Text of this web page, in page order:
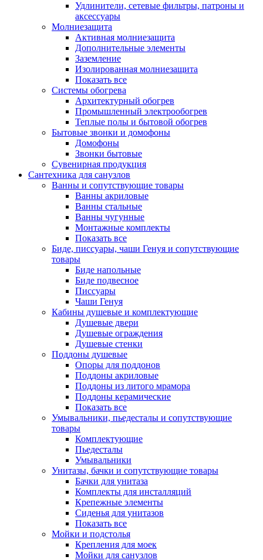
Удлинители, сетевые фильтры, патроны и
аксессуары
Молниезащита
Активная молниезащита
Дополнительные элементы
Заземление
Изолированная молниезащита
Показать все
Системы обогрева
Архитектурный обогрев
Промышленный электрообогрев
Теплые полы и бытовой обогрев
Бытовые звонки и домофоны
Домофоны
Звонки бытовые
Сувенирная продукция
Сантехника для санузлов
Ванны и сопутствующие товары
Ванны акриловые
Ванны стальные
Ванны чугунные
Монтажные комплекты
Показать все
Биде, писсуары, чаши Генуя и сопутствующие
товары
Биде напольные
Биде подвесное
Писсуары
Чаши Генуя
Кабины душевые и комплектующие
Душевые двери
Душевые ограждения
Душевые стенки
Поддоны душевые
Опоры для поддонов
Поддоны акриловые
Поддоны из литого мрамора
Поддоны керамические
Показать все
Умывальники, пьедесталы и сопутствующие
товары
Комплектующие
Пьедесталы
Умывальники
Унитазы, бачки и сопутствующие товары
Бачки для унитаза
Комплекты для инсталляций
Крепежные элементы
Сиденья для унитазов
Показать все
Мойки и подстолья
Крепления для моек
Мойки для санузлов